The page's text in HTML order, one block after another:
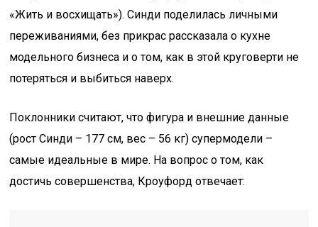
«Жить и восхищать»). Синди поделилась личными
переживаниями, без прикрас рассказала о кухне
модельного бизнеса и о том, как в этой круговерти не
потеряться и выбиться наверх.
Поклонники считают, что фигура и внешние данные
(рост Синди – 177 см, вес – 56 кг) супермодели –
самые идеальные в мире. На вопрос о том, как
достичь совершенства, Кроуфорд отвечает: